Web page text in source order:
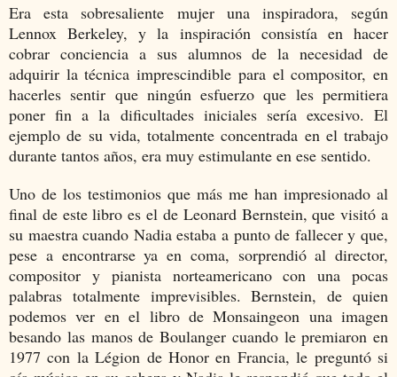
Era esta sobresaliente mujer una inspiradora, según
Lennox Berkeley, y la inspiración consistía en hacer
cobrar conciencia a sus alumnos de la necesidad de
adquirir la técnica imprescindible para el compositor, en
hacerles sentir que ningún esfuerzo que les permitiera
poner fin a la dificultades iniciales sería excesivo. El
ejemplo de su vida, totalmente concentrada en el trabajo
durante tantos años, era muy estimulante en ese sentido.
Uno de los testimonios que más me han impresionado al
final de este libro es el de Leonard Bernstein, que visitó a
su maestra cuando Nadia estaba a punto de fallecer y que,
pese a encontrarse ya en coma, sorprendió al director,
compositor y pianista norteamericano con una pocas
palabras totalmente imprevisibles. Bernstein, de quien
podemos ver en el libro de Monsaingeon una imagen
besando las manos de Boulanger cuando le premiaron en
1977 con la Légion de Honor en Francia, le preguntó si